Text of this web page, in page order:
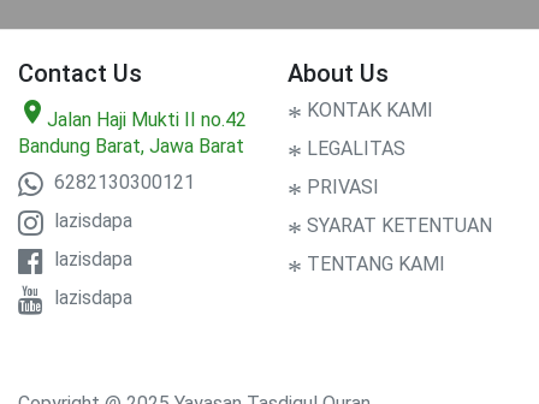
Contact Us
location_on Jalan Haji Mukti II no.42
Bandung Barat, Jawa Barat
6282130300121
lazisdapa
lazisdapa
lazisdapa
About Us
* KONTAK KAMI
* LEGALITAS
* PRIVASI
* SYARAT KETENTUAN
* TENTANG KAMI